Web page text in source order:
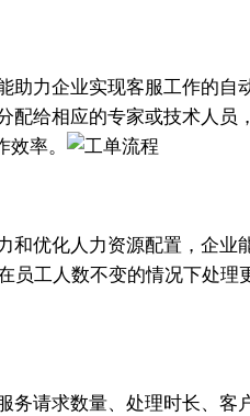
力企业实现客服工作的自
给相应的专家或技术人员
效率。
优化人力资源配置，企业
工人数不变的情况下处理
请求数量、处理时长、客